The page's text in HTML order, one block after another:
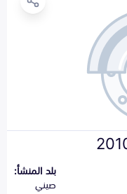
بلد المنشأ:
صيني